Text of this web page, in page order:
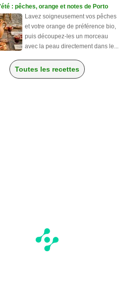
: pêches, orange et notes de Porto
Lavez soigneusement vos pêches
et votre orange de préférence bio,
puis découpez-les un morceau
avec la peau directement dans le...
Toutes les recettes